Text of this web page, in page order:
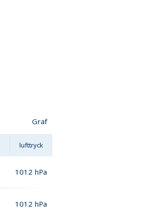
Graf
lufttryck
1012 hPa
1012 hPa